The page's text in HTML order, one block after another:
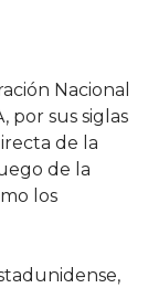
Nacional
por sus siglas
de la
de la
los